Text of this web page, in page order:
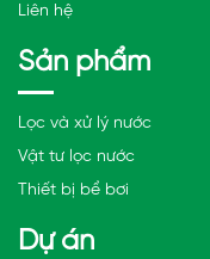
Liên hệ
Sản phẩm
Lọc và xử lý nước
Vật tư lọc nước
Thiết bị bể bơi
Dự án